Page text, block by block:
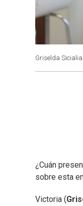
Griselda
¿Cuán
sobre esta
Victoria (